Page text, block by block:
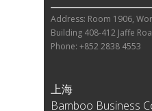
Address: Room 1906,
Building 408-412 Jaffe
Phone: +852 2838 4553
上海
Bamboo Business